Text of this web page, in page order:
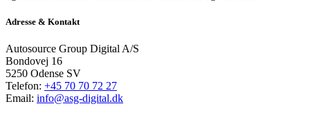
Adresse & Kontakt
Autosource Group Digital A/S
Bondovej 16
5250 Odense SV
Telefon: +45 70 70 72 27
Email: info@asg-digital.dk